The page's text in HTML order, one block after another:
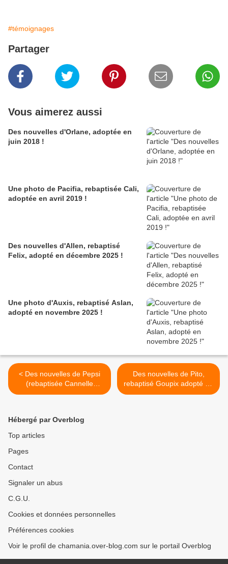
#témoignages
Partager
Vous aimerez aussi
Des nouvelles d'Orlane, adoptée en
juin 2018 !
Une photo de Pacifia, rebaptisée Cali,
adoptée en avril 2019 !
Des nouvelles d'Allen, rebaptisé
Felix, adopté en décembre 2025 !
Une photo d'Auxis, rebaptisé Aslan,
adopté en novembre 2025 !
< Des nouvelles de Pepsi
(rebaptisée Cannelle
adoptée en octobre 2019)
2018) !
Des nouvelles de Pito,
rebaptisé Goupix adopté en
juin 2019 ! >
Hébergé par Overblog
Top articles
Pages
Contact
Signaler un abus
C.G.U.
Cookies et données personnelles
Préférences cookies
Voir le profil de chamania.over-blog.com sur le portail Overblog